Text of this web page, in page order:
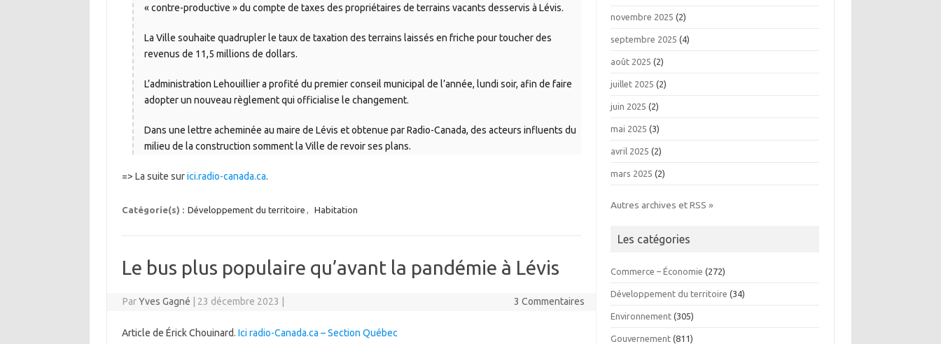
« contre-productive » du compte de taxes des propriétaires de terrains vacants desservis à Lévis.
La Ville souhaite quadrupler le taux de taxation des terrains laissés en friche pour toucher des
revenus de 11,5 millions de dollars.
L’administration Lehouillier a profité du premier conseil municipal de l’année, lundi soir, afin de faire
adopter un nouveau règlement qui officialise le changement.
Dans une lettre acheminée au maire de Lévis et obtenue par Radio-Canada, des acteurs influents du
milieu de la construction somment la Ville de revoir ses plans.
=> La suite surici.radio-canada.ca.
Catégorie(s) : Développement du territoire , Habitation
Le bus plus populaire qu’avant la pandémie à Lévis
ParYves Gagné 23 décembre 2023 3 Commentaires
Article de Érick Chouinard. Ici radio-Canada.ca – Section Québec
novembre 2025 (2)
septembre 2025 (4)
août 2025 (2)
juillet 2025 (2)
juin 2025 (2)
mai 2025 (3)
avril 2025 (2)
mars 2025 (2)
Autres archives et RSS »
Les catégories
Commerce – Économie (272)
Développement du territoire (34)
Environnement (305)
Gouvernement (811)